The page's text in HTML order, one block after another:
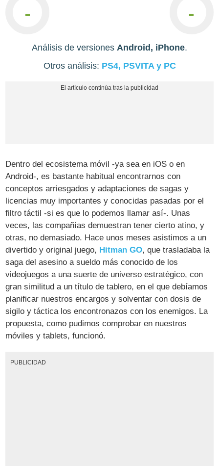
- -
Análisis de versiones Android, iPhone.
Otros análisis: PS4, PSVITA y PC
Dentro del ecosistema móvil -ya sea en iOS o en
Android-, es bastante habitual encontrarnos con
conceptos arriesgados y adaptaciones de sagas y
licencias muy importantes y conocidas pasadas por el
filtro táctil -si es que lo podemos llamar así-. Unas
veces, las compañías demuestran tener cierto atino, y
otras, no demasiado. Hace unos meses asistimos a un
divertido y original juego, Hitman GO, que trasladaba la
saga del asesino a sueldo más conocido de los
videojuegos a una suerte de universo estratégico, con
gran similitud a un título de tablero, en el que debíamos
planificar nuestros encargos y solventar con dosis de
sigilo y táctica los encontronazos con los enemigos. La
propuesta, como pudimos comprobar en nuestros
móviles y tablets, funcionó.
PUBLICIDAD